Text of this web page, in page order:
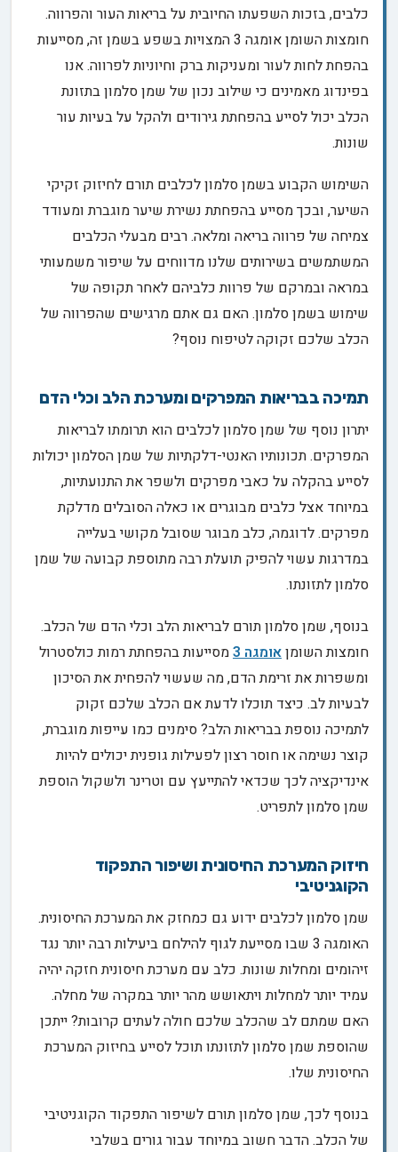
כלבים, בזכות השפעתו החיובית על בריאות העור והפרווה.
חומצות השומן אומגה 3 המצויות בשפע בשמן זה, מסייעות
בהפחת לחות לעור ומעניקות ברק וחיוניות לפרווה. אנו
בפינדוג מאמינים כי שילוב נכון של שמן סלמון בתזונת
הכלב יכול לסייע בהפחתת גירודים ולהקל על בעיות עור
שונות.
השימוש הקבוע בשמן סלמון לכלבים תורם לחיזוק זקיקי
השיער, ובכך מסייע בהפחתת נשירת שיער מוגברת ומעודד
צמיחה של פרווה בריאה ומלאה. רבים מבעלי הכלבים
המשתמשים בשירותים שלנו מדווחים על שיפור משמעותי
במראה ובמרקם של פרוות כלביהם לאחר תקופה של
שימוש בשמן סלמון. האם גם אתם מרגישים שהפרווה של
הכלב שלכם זקוקה לטיפוח נוסף?
תמיכה בבריאות המפרקים ומערכת הלב וכלי הדם
יתרון נוסף של שמן סלמון לכלבים הוא תרומתו לבריאות
המפרקים. תכונותיו האנטי-דלקתיות של שמן הסלמון יכולות
לסייע בהקלה על כאבי מפרקים ולשפר את התנועתיות,
במיוחד אצל כלבים מבוגרים או כאלה הסובלים מדלקת
מפרקים. לדוגמה, כלב מבוגר שסובל מקושי בעלייה
במדרגות עשוי להפיק תועלת רבה מתוספת קבועה של שמן
סלמון לתזונתו.
בנוסף, שמן סלמון תורם לבריאות הלב וכלי הדם של הכלב.
חומצות השומןאומגה 3 מסייעות בהפחתת רמות כולסטרול
ומשפרות את זרימת הדם, מה שעשוי להפחית את הסיכון
לבעיות לב. כיצד תוכלו לדעת אם הכלב שלכם זקוק
לתמיכה נוספת בבריאות הלב? סימנים כמו עייפות מוגברת,
קוצר נשימה או חוסר רצון לפעילות גופנית יכולים להיות
אינדיקציה לכך שכדאי להתייעץ עם וטרינר ולשקול הוספת
שמן סלמון לתפריט.
חיזוק המערכת החיסונית ושיפור התפקוד
הקוגניטיבי
שמן סלמון לכלבים ידוע גם כמחזק את המערכת החיסונית.
האומגה 3 שבו מסייעת לגוף להילחם ביעילות רבה יותר נגד
זיהומים ומחלות שונות. כלב עם מערכת חיסונית חזקה יהיה
עמיד יותר למחלות ויתאושש מהר יותר במקרה של מחלה.
האם שמתם לב שהכלב שלכם חולה לעתים קרובות? ייתכן
שהוספת שמן סלמון לתזונתו תוכל לסייע בחיזוק המערכת
החיסונית שלו.
בנוסף לכך, שמן סלמון תורם לשיפור התפקוד הקוגניטיבי
של הכלב. הדבר חשוב במיוחד עבור גורים בשלבי